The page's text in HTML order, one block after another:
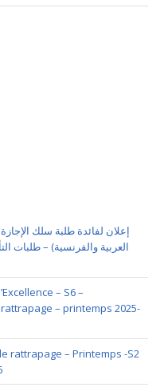
إعلان لفائدة طلبة سلك
العربية والفرنسية) – طلبات
– S6 –
– printemps 2025-
rattrapage – Printemps -S2